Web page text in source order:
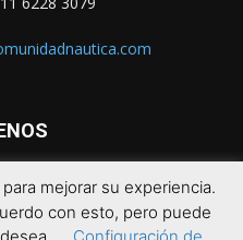
mejorar su experiencia.
con esto, pero puede